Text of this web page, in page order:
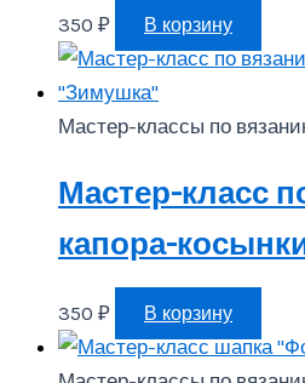
350 ₽ В корзину
Мастер-классы по
Мастер-класс
капора-
350 ₽ В корзину